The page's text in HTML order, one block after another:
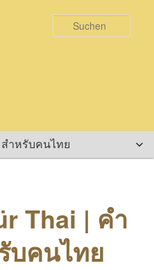
Thai | คำ
บคนไทย